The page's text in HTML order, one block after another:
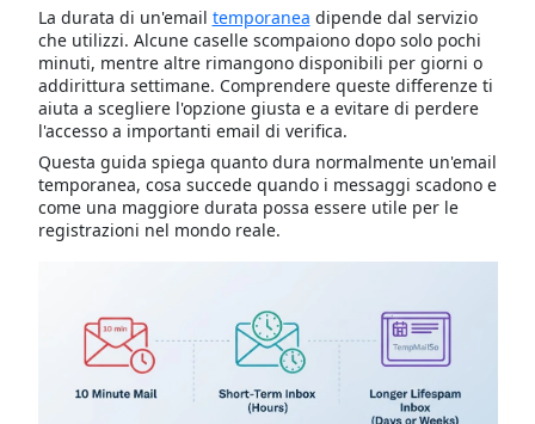
La durata di un'email temporanea dipende dal servizio
che utilizzi. Alcune caselle scompaiono dopo solo pochi
minuti, mentre altre rimangono disponibili per giorni o
addirittura settimane. Comprendere queste differenze ti
aiuta a scegliere l'opzione giusta e a evitare di perdere
l'accesso a importanti email di verifica.
Questa guida spiega quanto dura normalmente un'email
temporanea, cosa succede quando i messaggi scadono e
come una maggiore durata possa essere utile per le
registrazioni nel mondo reale.